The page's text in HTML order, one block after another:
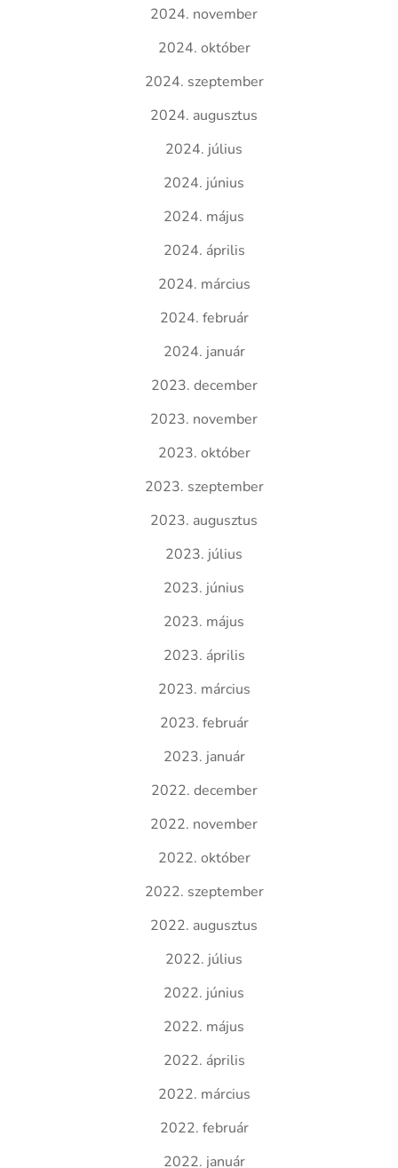
2024. november
2024. október
2024. szeptember
2024. augusztus
2024. július
2024. június
2024. május
2024. április
2024. március
2024. február
2024. január
2023. december
2023. november
2023. október
2023. szeptember
2023. augusztus
2023. július
2023. június
2023. május
2023. április
2023. március
2023. február
2023. január
2022. december
2022. november
2022. október
2022. szeptember
2022. augusztus
2022. július
2022. június
2022. május
2022. április
2022. március
2022. február
2022. január